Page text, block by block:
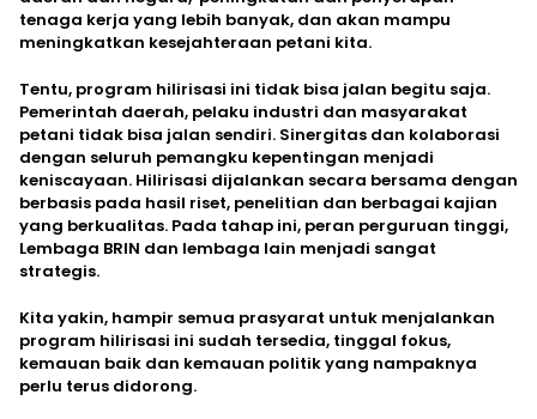
tenaga kerja yang lebih banyak, dan akan mampu
meningkatkan kesejahteraan petani kita.
Tentu, program hilirisasi ini tidak bisa jalan begitu saja.
Pemerintah daerah, pelaku industri dan masyarakat
petani tidak bisa jalan sendiri. Sinergitas dan kolaborasi
dengan seluruh pemangku kepentingan menjadi
keniscayaan. Hilirisasi dijalankan secara bersama dengan
berbasis pada hasil riset, penelitian dan berbagai kajian
yang berkualitas. Pada tahap ini, peran perguruan tinggi,
Lembaga BRIN dan lembaga lain menjadi sangat
strategis.
Kita yakin, hampir semua prasyarat untuk menjalankan
program hilirisasi ini sudah tersedia, tinggal fokus,
kemauan baik dan kemauan politik yang nampaknya
perlu terus didorong.